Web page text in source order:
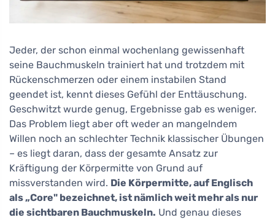
Jeder, der schon einmal wochenlang gewissenhaft
seine Bauchmuskeln trainiert hat und trotzdem mit
Rückenschmerzen oder einem instabilen Stand
geendet ist, kennt dieses Gefühl der Enttäuschung.
Geschwitzt wurde genug, Ergebnisse gab es weniger.
Das Problem liegt aber oft weder an mangelndem
Willen noch an schlechter Technik klassischer Übungen
– es liegt daran, dass der gesamte Ansatz zur
Kräftigung der Körpermitte von Grund auf
missverstanden wird. Die Körpermitte, auf Englisch
als „Core" bezeichnet, ist nämlich weit mehr als nur
die sichtbaren Bauchmuskeln. Und genau dieses